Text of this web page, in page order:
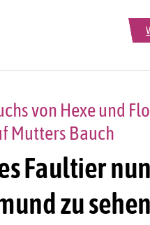
Faultier
zu sehen
von Hexe und
Mutters Bauch